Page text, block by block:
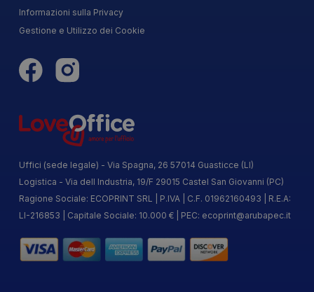
Informazioni sulla Privacy
Gestione e Utilizzo dei Cookie
Uffici (sede legale) - Via Spagna, 26 57014 Guasticce (LI)
Logistica - Via dell Industria, 19/F 29015 Castel San Giovanni (PC)
Ragione Sociale: ECOPRINT SRL | P.IVA | C.F. 01962160493 | R.E.A:
LI-216853 | Capitale Sociale: 10.000 € | PEC: ecoprint@arubapec.it